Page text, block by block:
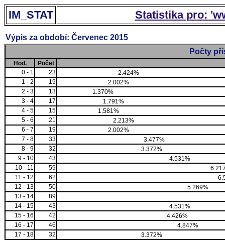
IM_STAT Statistika pro:
Výpis za období: Červenec 2015
Počty
Hod.
Počet
0 - 1
23
2.424%
1 - 2
19
2.002%
2 - 3
13
1.370%
3 - 4
17
1.791%
4 - 5
15
1.581%
5 - 6
21
2.213%
6 - 7
19
2.002%
7 - 8
33
3.477%
8 - 9
32
3.372%
9 - 10
43
4.531%
10 - 11
59
11 - 12
62
12 - 13
50
5.269%
13 - 14
89
14 - 15
43
4.531%
15 - 16
42
4.426%
16 - 17
46
4.847%
17 - 18
32
3.372%